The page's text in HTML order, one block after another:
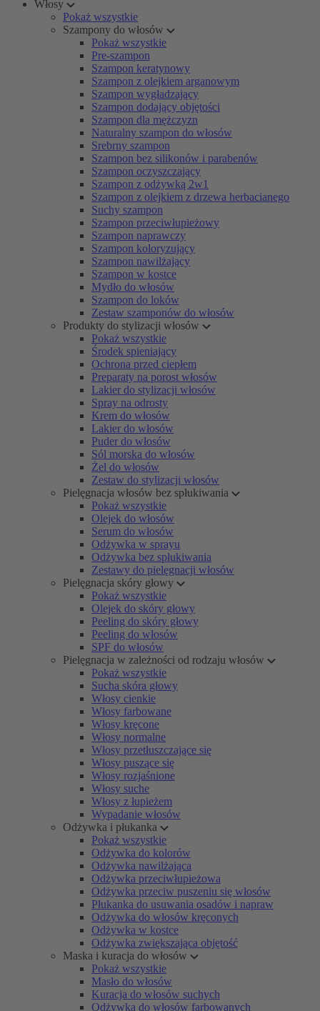
Włosy
Pokaż wszystkie
Szampony do włosów
Pokaż wszystkie
Pre-szampon
Szampon keratynowy
Szampon z olejkiem arganowym
Szampon wygładzający
Szampon dodający objętości
Szampon dla mężczyzn
Naturalny szampon do włosów
Srebrny szampon
Szampon bez silikonów i parabenów
Szampon oczyszczający
Szampon z odżywką 2w1
Szampon z olejkiem z drzewa herbacianego
Suchy szampon
Szampon przeciwłupieżowy
Szampon naprawczy
Szampon koloryzujący
Szampon nawilżający
Szampon w kostce
Mydło do włosów
Szampon do loków
Zestaw szamponów do włosów
Produkty do stylizacji włosów
Pokaż wszystkie
Środek spieniający
Ochrona przed ciepłem
Preparaty na porost włosów
Lakier do stylizacji włosów
Spray na odrosty
Krem do włosów
Lakier do włosów
Puder do włosów
Sól morska do włosów
Żel do włosów
Zestaw do stylizacji włosów
Pielęgnacja włosów bez spłukiwania
Pokaż wszystkie
Olejek do włosów
Serum do włosów
Odżywka w sprayu
Odżywka bez spłukiwania
Zestawy do pielęgnacji włosów
Pielęgnacja skóry głowy
Pokaż wszystkie
Olejek do skóry głowy
Peeling do skóry głowy
Peeling do włosów
SPF do włosów
Pielęgnacja w zależności od rodzaju włosów
Pokaż wszystkie
Sucha skóra głowy
Włosy cienkie
Włosy farbowane
Włosy kręcone
Włosy normalne
Włosy przetłuszczające się
Włosy puszące się
Włosy rozjaśnione
Włosy suche
Włosy z łupieżem
Wypadanie włosów
Odżywka i płukanka
Pokaż wszystkie
Odżywka do kolorów
Odżywka nawilżająca
Odżywka przeciwłupieżowa
Odżywka przeciw puszeniu się włosów
Płukanka do usuwania osadów i napraw
Odżywka do włosów kręconych
Odżywka w kostce
Odżywka zwiększająca objętość
Maska i kuracja do włosów
Pokaż wszystkie
Masło do włosów
Kuracja do włosów suchych
Odżywka do włosów farbowanych